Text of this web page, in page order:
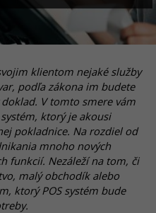
klientom nejaké služby
podľa zákona im budete
V tomto smere vám
ktorý je akousi
pokladnice. Na rozdiel od
mnoho nových
funkcií. Nezáleží na tom, či
malý obchodík alebo
ktorý POS systém bude